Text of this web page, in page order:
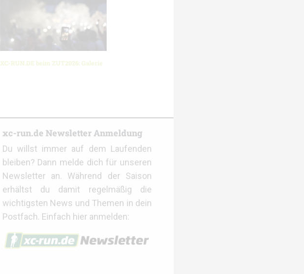
XC-RUN.DE beim ZUT2026: Galerie
xc-run.de Newsletter Anmeldung
Du willst immer auf dem Laufenden
bleiben? Dann melde dich für unseren
Newsletter an. Während der Saison
erhältst du damit regelmäßig die
wichtigsten News und Themen in dein
Postfach. Einfach hier anmelden: